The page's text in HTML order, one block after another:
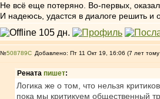
Не всё еще потеряно. Во-первых,
И надеюсь, удастся в диалоге решить и
№508789 Добавлено: Пт 11 Окт 19, 16:06 (7 лет
Рената пишет:
Логика же о том, что нельзя
пока мы критикуем общественный